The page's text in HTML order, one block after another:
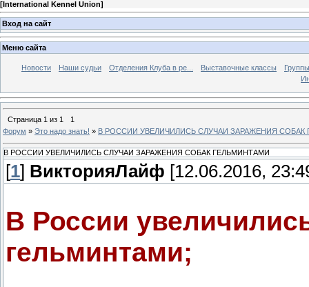
[International Kennel Union]
Вход на сайт
Меню сайта
Новости Наши судьи Отделения Клуба в ре... Выставочные классы
Страница 1 из 1
1
Форум » Это надо знать! » В РОССИИ УВЕЛИЧИЛИСЬ СЛУЧАИ ЗАРАЖЕНИЯ СОБАК
В РОССИИ УВЕЛИЧИЛИСЬ СЛУЧАИ ЗАРАЖЕНИЯ СОБАК ГЕЛЬМИНТАМИ
[1] ВикторияЛайф [12.06.2016,
В России
гельминтами;